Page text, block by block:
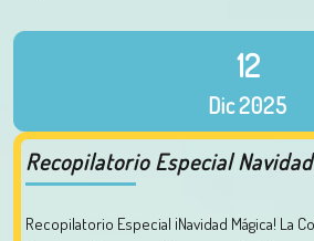
12
Dic2025
Recopilatorio Especial Navidad
Recopilatorio Especial ¡Navidad Mágica! La Colección Definitiva de